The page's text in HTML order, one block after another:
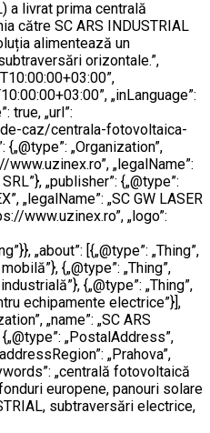
a livrat prima centrală
către SC ARS INDUSTRIAL
alimentează un
orizontale.”,
„inLanguage”:
true, „url”:
caz/centrala-fotovoltaica-
„Organization”,
www.uzinex.ro”, „legalName”:
„publisher”: {„@type”:
„legalName”: „SC GW LASER
www.uzinex.ro”, „logo”:
„about”: [{„@type”: „Thing”,
{„@type”: „Thing”,
{„@type”: „Thing”,
echipamente electrice”}],
„name”: „SC ARS
„PostalAddress”,
„Prahova”,
„centrală fotovoltaică
europene, panouri solare
subtraversări electrice,